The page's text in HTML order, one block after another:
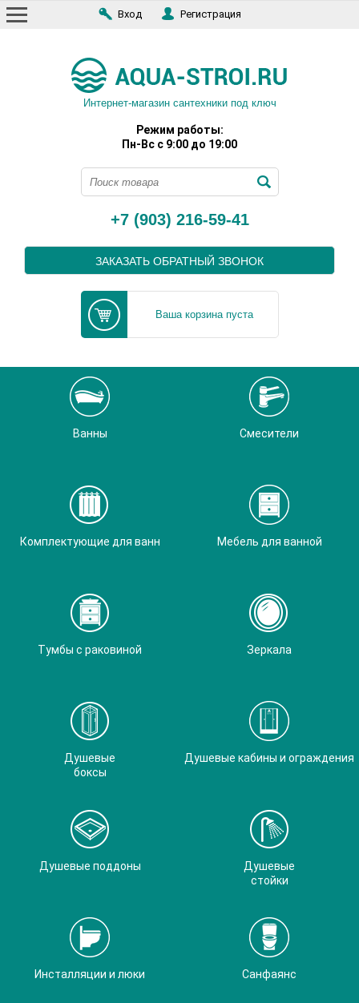
Вход Регистрация
Интернет-магазин сантехники под ключ
Режим работы:
Пн-Вс с 9:00 до 19:00
+7 (903) 216-59-41
ЗАКАЗАТЬ ОБРАТНЫЙ ЗВОНОК
Ваша корзина пуста
Ванны Смесители
Комплектующие для ванн Мебель для ванной
Тумбы с раковиной Зеркала
Душевые
боксы
Душевые кабины и ограждения
Душевые поддоны
Душевые
стойки
Инсталляции и люки Санфаянс